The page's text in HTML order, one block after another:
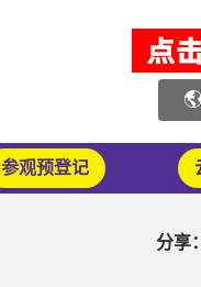
参观预登记
分享：